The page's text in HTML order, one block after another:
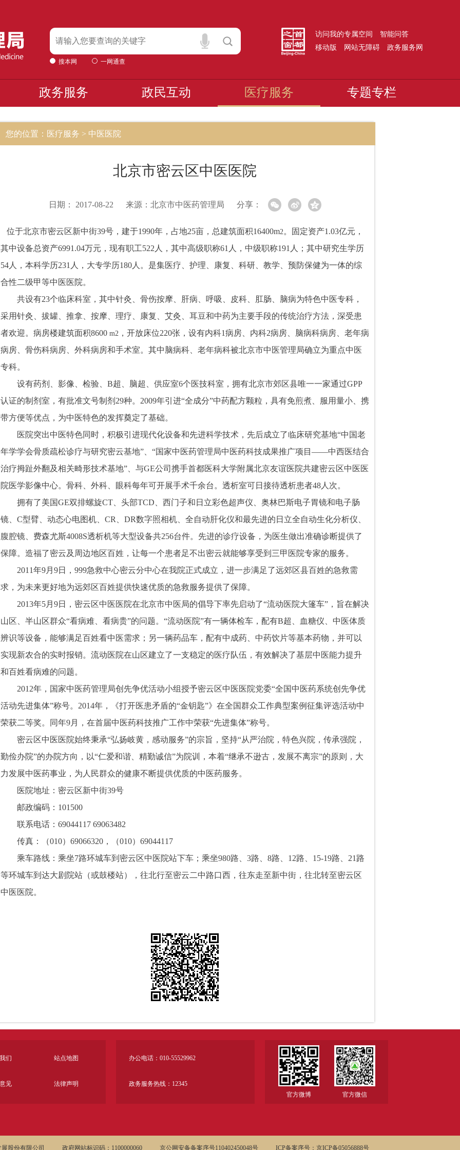
搜本网 一网通查
访问我的专属空间
智能问答
移动版
网站无障碍 政务服务网
政务服务 政民互动 医疗服务 专题专栏
您的位置：医疗服务 > 中医医院
北京市密云区中医医院
日期： 2017-08-22 来源： 北京市中医药管理局 分享：
位于北京市密云区新中街39号，建于1990年，占地25亩， 总建筑面积16400m2。固定资产1.03亿元 ，
其中设备总资产6991.04万元，现有职工522 人， 其中高级职称61 人，中级职称191 人；其中研究生学历
54 人，本科学历231 人，大专学历180 人。是集医疗、护理、康复、科研 、教学、预防保健为一体的综
合性二级甲等中医医院。
共设有23个临床科室，其中针灸、骨伤按摩、肝病、呼吸、皮科、肛肠、脑病为特色中医专科，
采用针灸、拔罐、推拿、按摩、理疗、康复、艾灸、耳豆和中药为主要手段的传统治疗方法，深受患
者欢迎。病房楼建筑面积8600 m2 ，开放床位220张 ，设有内科1病房、内科2病房、脑病科病房、老年病
病房、骨伤科病房、外科病房和手术室。其中脑病科、老年病科被北京市中医管理局确立为重点中医
专科。
设有药剂、影像、检验、 B超、脑超、供应室6个医技科室，拥有北京市郊区县唯一一家通过GPP
认证的制剂室，有批准文号制剂 29种。 2009年引进“全成分”中药配方颗粒，具有免煎煮、服用量小、携
带方便等优点，为中医特色的发挥奠定了基础。
医院突出中医特色同时，积极引进现代化设备和先进科学技术，先后成立了临床研究基地“中国老
年学学会骨质疏松诊疗与研究密云基地”、“国家中医药管理局中医药科技成果推广项目——中西医结合
治疗拇趾外翻及相关畸形技术基地”、与GE公司携手首都医科大学附属北京友谊医院共建密云区中医医
院医学影像中心。骨科、外科、眼科每年可开展手术千余台。透析室可日接待透析患者48 人次。
拥有了美国GE双排螺旋CT 、头部TCD 、西门子和日立彩色超声仪、奥林巴斯电子胃镜和电子肠
镜、 C型臂、动态心电图机、 CR DR数字照相机、全自动肝化仪和最先进的日立全自动生化分析仪、
腹腔镜、费森尤斯4008S透析机等大型设备共256台件。 先进的诊疗设备，为医生做出准确诊断提供了
保障。造福了密云及周边地区百姓，让每一个患者足不出密云就能够享受到三甲医院专家的服务。
2011年9月 9日， 999急救中心密云分中心在我院正式成立，进一步满足了远郊区县百姓的急救需
求，为未来更好地为远郊区百姓提供快速优质的急救服务提供了保障。
2013年5月 9日，密云区中医医院在北京市中医局的倡导下率先启动了“流动医院大篷车”， 旨在解决
山区、半山区群众“看病难、看病贵”的问题。“流动医院”有一辆体检车，配有B超、血糖仪、中医体质
辨识等设备，能够满足百姓看中医需求；另一辆药品车，配有中成药、中药饮片等基本药物，并可以
实现新农合的实时报销。流动医院在山区建立了一支稳定的医疗队伍，有效解决了基层中医能力提升
和百姓看病难的问题。
2012年，国家中医药管理局创先争优活动小组授予密云区中医医院党委“全国中医药系统创先争优
活动先进集体”称号。 2014年，《打开医患矛盾的“金钥匙”》在全国群众工作典型案例征集评选活动中
荣获二等奖。同年9月，在首届中医药科技推广工作中荣获“先进集体”称号。
密云区中医医院始终秉承“弘扬岐黄，感动服务”的宗旨，坚持“从严治院，特色兴院，传承强院，
勤俭办院”的办院方向，以“仁爱和谐、精勤诚信”为院训，本着“继承不逊古，发展不离宗”的原则，大
力发展中医药事业，为人民群众的健康不断提供优质的中医药服务。
医院地址：密云区新中街39号
邮政编码： 101500
联系电话： 69044117 69063482
传真：（010） 69066320 ，（010） 69044117
乘车路线：乘坐7路环城车到密云区中医院站下车；乘坐980路、 3路、 8路、 12路、 15-19路、 21 路
等环城车到达大剧院站（或鼓楼站），往北行至密云二中路口西，往东走至新中街，往北转至密云区
中医医院。
们 站点地图
见 法律声明
办公电话：010-55529962
政务服务热线：12345
官方微博
官方微信
股份有限公司 政府网站标识码：1100000060 京公网安备备案序号110402450048号 ICP备案序号：京ICP备05056888号